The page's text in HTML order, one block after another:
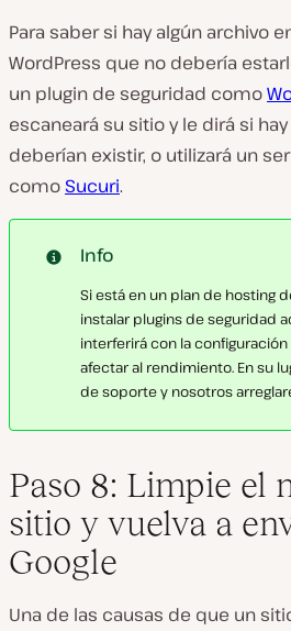
Para saber si hay algún archivo
WordPress que no debería
un plugin de seguridad como
escaneará su sitio y le dirá si
deberían existir, o utilizará un
como Sucuri.
Info
Si está en un plan de hosting
instalar plugins de seguridad
interferirá con la
afectar al rendimiento. En su
de soporte y nosotros
Paso 8: Limpie el
sitio y vuelva a
Google
Una de las causas de que un